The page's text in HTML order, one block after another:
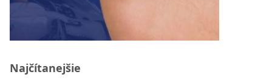
Najčítanejšie